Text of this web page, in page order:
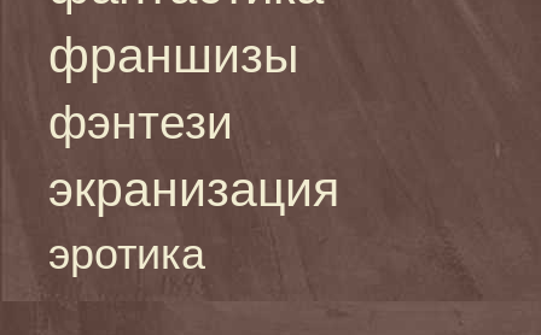
франшизы
фэнтези
экранизация
эротика